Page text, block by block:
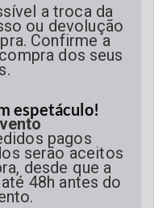
a troca da
ou devolução
Confirme a
dos seus
espetáculo!
pagos
serão aceitos
desde que a
48h antes do